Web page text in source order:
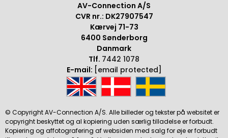
AV-Connection A/S
CVR nr.: DK27907547
Kærvej 71-73
6400 Sønderborg
Danmark
Tlf. 7442 1078
E-mail: [email protected]
© Copyright AV-Connection A/S. Alle billeder og tekster på websitet er
copyright beskyttet og al kopiering uden særlig tilladelse er forbudt.
Kopiering og affotografering af websiden med salg for øje er forbudt